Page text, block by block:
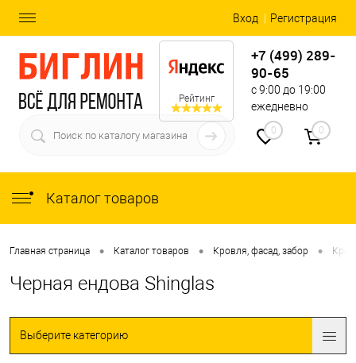
Вход Регистрация
Рейтинг
+7 (499) 289-
90-65
с 9:00 до 19:00
ежедневно
0 0
Каталог товаров
Главная страница • Каталог товаров • Кровля, фасад, забор •
Черная ендова Shinglas
Выберите категорию